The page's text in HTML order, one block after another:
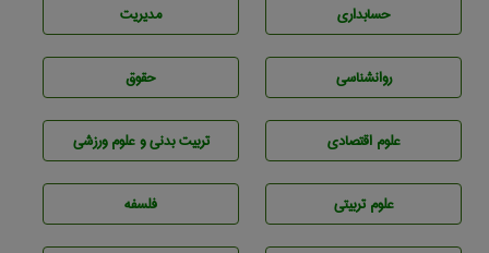
حسابداری مديريت
روانشناسی حقوق
علوم اقتصادی تربيت بدنی و علوم ورزشی
علوم تربيتی فلسفه